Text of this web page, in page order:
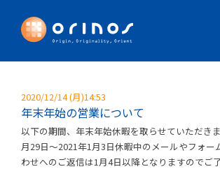
2020/12/14 (月)14:53
年末年始の営業について
以下の期間、年末年始休暇を取らせていただき
月29日～2021年1月3日休暇中のメールやフォー
わせへのご返信は1月4日以降となりますのでご